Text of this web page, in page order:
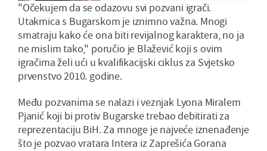
"Očekujem da se odazovu svi pozvani igrači.
Utakmica s Bugarskom je iznimno važna. Mnogi
smatraju kako će ona biti revijalnog karaktera, no ja
ne mislim tako," poručio je Blažević koji s ovim
igračima želi ući u kvalifikacijski ciklus za Svjetsko
prvenstvo 2010. godine.
Među pozvanima se nalazi i veznjak Lyona Miralem
Pjanić koji bi protiv Bugarske trebao debitirati za
reprezentaciju BiH. Za mnoge je najveće iznenađenje
što je pozvao vratara Intera iz Zaprešića Gorana